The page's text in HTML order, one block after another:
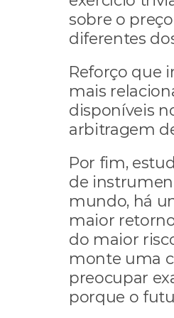
sobre o
diferentes
Reforço que
mais
disponíveis
arbitragem
Por fim,
de
mundo, há
maior
do maior
monte uma
preocupar
porque o